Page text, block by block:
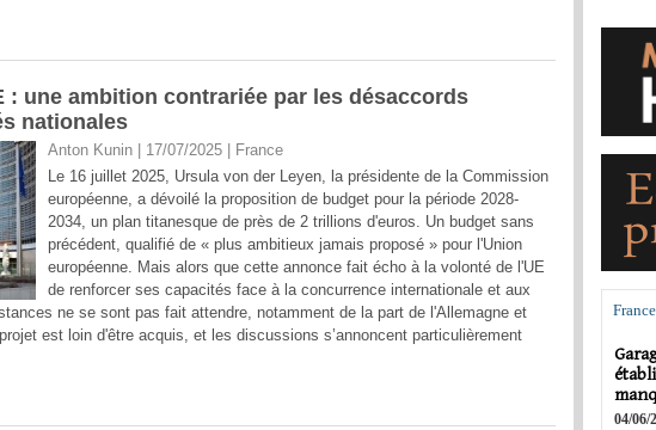
: une ambition contrariée par les désaccords
nationales
Anton Kunin | 17/07/2025
France
Le 16 juillet 2025, Ursula von der Leyen, la présidente de la Commission
européenne, a dévoilé la proposition de budget pour la période 2028-
2034, un plan titanesque de près de 2 trillions d'euros. Un budget sans
précédent, qualifié de « plus ambitieux jamais proposé » pour l'Union
européenne. Mais alors que cette annonce fait écho à la volonté de l'UE
de renforcer ses capacités face à la concurrence internationale et aux
ne se sont pas fait attendre, notamment de la part de l'Allemagne et
est loin d'être acquis, et les discussions s’annoncent particulièrement
France
04/06/